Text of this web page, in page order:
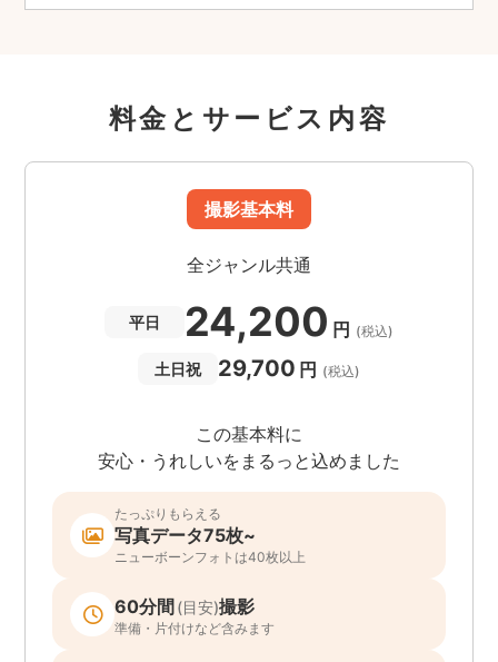
くの貴重なお社が、緑豊かな森のなかに鎮座す
料金とサービス内容
撮影基本料
全ジャンル共通
平日 24,200 円 (税込)
土日祝 29,700 円 (税込)
この基本料に
安心・うれしいをまるっと込めました
たっぷりもらえる
写真データ75枚~
ニューボーンフォトは40枚以上
60分間(目安)撮影
準備・片付けなど含みます